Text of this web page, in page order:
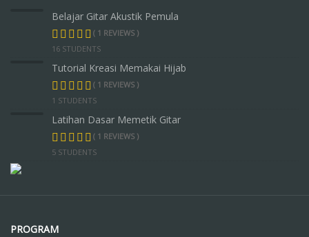
Belajar Gitar Akustik Pemula
( 1 REVIEWS )
16 STUDENTS
Tutorial Kreasi Memakai Hijab
( 1 REVIEWS )
1 STUDENTS
Latihan Dasar Memetik Gitar
( 1 REVIEWS )
5 STUDENTS
PROGRAM